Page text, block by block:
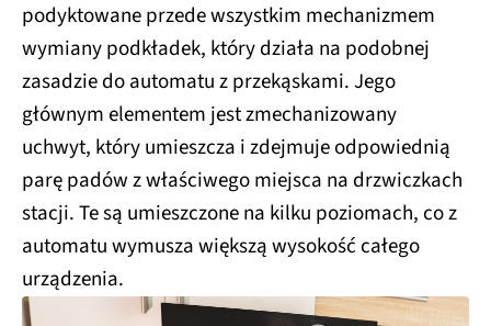
podyktowane przede wszystkim mechanizmem
wymiany podkładek, który działa na podobnej
zasadzie do automatu z przekąskami. Jego
głównym elementem jest zmechanizowany
uchwyt, który umieszcza i zdejmuje odpowiednią
parę padów z właściwego miejsca na drzwiczkach
stacji. Te są umieszczone na kilku poziomach, co z
automatu wymusza większą wysokość całego
urządzenia.